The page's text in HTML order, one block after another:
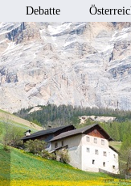
Debatte